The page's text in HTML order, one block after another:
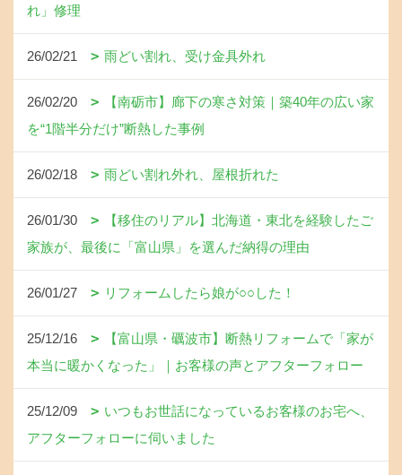
れ」修理
26/02/21 雨どい割れ、受け金具外れ
26/02/20
【南砺市】廊下の寒さ対策｜築40年の広い家
を“1階半分だけ”断熱した事例
26/02/18 雨どい割れ外れ、屋根折れた
26/01/30
【移住のリアル】北海道・東北を経験したご
家族が、最後に「富山県」を選んだ納得の理由
26/01/27 リフォームしたら娘が○○した！
25/12/16
【富山県・礪波市】断熱リフォームで「家が
本当に暖かくなった」｜お客様の声とアフターフォロー
25/12/09
いつもお世話になっているお客様のお宅へ、
アフターフォローに伺いました